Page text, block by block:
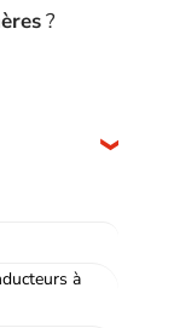
?
à